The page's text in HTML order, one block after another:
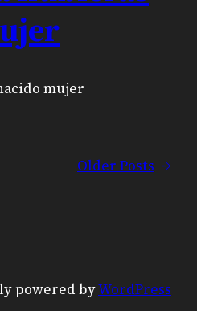
mujer
Older Posts →
powered byWordPress